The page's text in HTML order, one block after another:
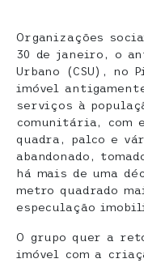
Organizações
30 de janeiro, o
Urbano (CSU), no
imóvel
serviços à
comunitária, com
quadra, palco e
abandonado,
há mais de uma
metro quadrado
especulação
O grupo quer a
imóvel com a